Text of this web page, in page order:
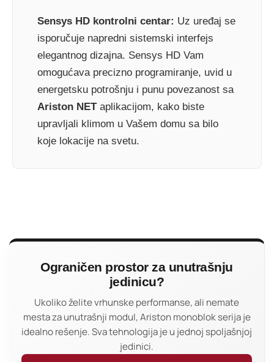
Sensys HD kontrolni centar: Uz uređaj se
isporučuje napredni sistemski interfejs
elegantnog dizajna. Sensys HD Vam
omogućava precizno programiranje, uvid u
energetsku potrošnju i punu povezanost sa
Ariston NETaplikacijom, kako biste
upravljali klimom u Vašem domu sa bilo
koje lokacije na svetu.
Ograničen prostor za unutrašnju
jedinicu?
Ukoliko želite vrhunske performanse, ali nemate
mesta za unutrašnji modul, Ariston monoblok serija je
idealno rešenje. Sva tehnologija je u jednoj spoljašnjoj
jedinici.